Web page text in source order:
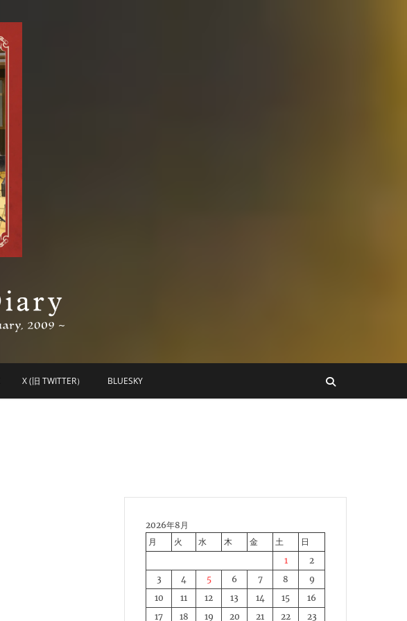
X (旧 TWITTER） BLUESKY
2026年8月
月
火 水 木 金 土
日
1
2
3
4 5 6 7 8
9
10
11 12 13 14 15
16
17
18 19 20 21 22
23